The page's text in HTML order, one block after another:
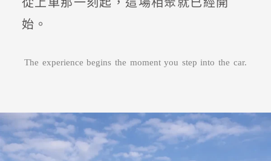
始。
The experience begins the moment you step into the car.